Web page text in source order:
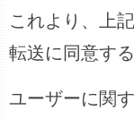
これより、上
転送に同意す
ユーザーに関